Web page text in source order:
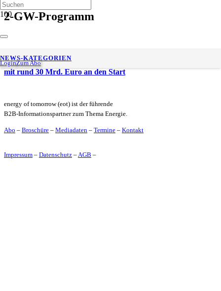
LoginZum Abo
NEWS-KATEGORIEN
2-GW-Programm
TenneT: Europas größtes Auftragspaket für
Versorgungssicherheit, Energiewende und Klimaschutz geht
mit rund 30 Mrd. Euro an den Start
energy of tomorrow (eot) ist der führende
B2B-Informationspartner zum Thema Energie.
Abo – Broschüre – Mediadaten – Termine – Kontakt
Impressum – Datenschutz –AGB –